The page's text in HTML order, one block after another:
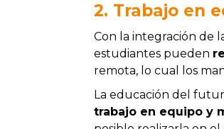
2. Trabajo en
Con la integración de
estudiantes pueden
remota, lo cual los
La educación del
trabajo en equipo y